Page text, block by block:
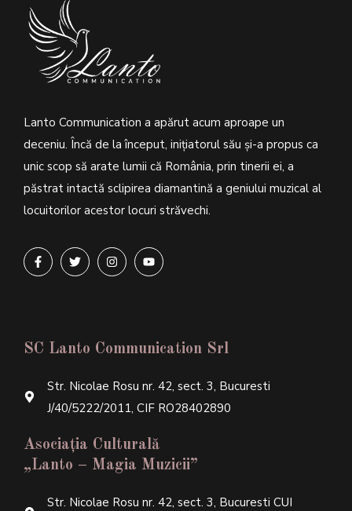
Lanto Communication a apărut acum aproape un
deceniu. Încă de la început, inițiatorul său şi-a propus ca
unic scop să arate lumii că România, prin tinerii ei, a
păstrat intactă sclipirea diamantină a geniului muzical al
locuitorilor acestor locuri străvechi.
SC Lanto Communication Srl
Str. Nicolae Rosu nr. 42, sect. 3, Bucuresti
J/40/5222/2011, CIF RO28402890
Asociația Culturală
„Lanto – Magia Muzicii”
Str. Nicolae Rosu nr. 42, sect. 3, Bucuresti CUI